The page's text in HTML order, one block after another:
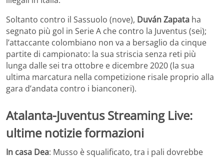
Soltanto contro il Sassuolo (nove), Duván Zapata ha
segnato più gol in Serie A che contro la Juventus (sei);
l’attaccante colombiano non va a bersaglio da cinque
partite di campionato: la sua striscia senza reti più
lunga dalle sei tra ottobre e dicembre 2020 (la sua
ultima marcatura nella competizione risale proprio alla
gara d’andata contro i bianconeri).
Atalanta-Juventus Streaming Live:
ultime notizie formazioni
In casa Dea: Musso è squalificato, tra i pali dovrebbe